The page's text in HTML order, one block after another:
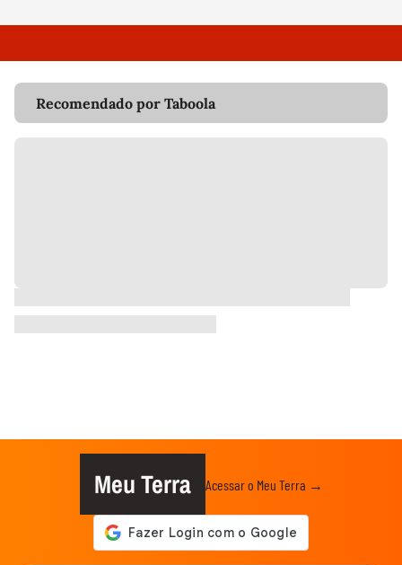
Recomendado por Taboola
Meu Terra Acessar o Meu Terra →